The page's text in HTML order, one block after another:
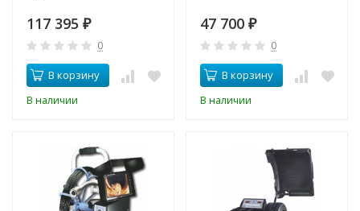
117 395 ₽
0
В корзину
В наличии
47 700 ₽
0
В корзину
В наличии